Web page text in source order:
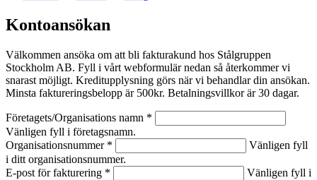
Kontoansökan
Välkommen ansöka om att bli fakturakund hos Stålgruppen
Stockholm AB. Fyll i vårt webformulär nedan så återkommer vi
snarast möjligt. Kreditupplysning görs när vi behandlar din ansökan.
Minsta faktureringsbelopp är 500kr. Betalningsvillkor är 30 dagar.
Företagets/Organisations namn *
Vänligen fyll i företagsnamn.
Organisationsnummer *
Vänligen fyll
i ditt organisationsnummer.
E-post för fakturering *
Vänligen fyll i